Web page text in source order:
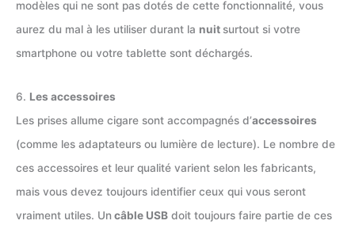
modèles qui ne sont pas dotés de cette fonctionnalité, vous
aurez du mal à les utiliser durant la nuit surtout si votre
smartphone ou votre tablette sont déchargés.
6. Les accessoires
Les prises allume cigare sont accompagnés d’accessoires
(comme les adaptateurs ou lumière de lecture). Le nombre de
ces accessoires et leur qualité varient selon les fabricants,
mais vous devez toujours identifier ceux qui vous seront
vraiment utiles. Un câble USB doit toujours faire partie de ces